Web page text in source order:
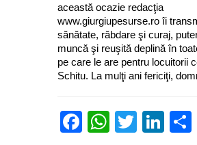
această ocazie redacţia
www.giurgiupesurse.ro îi
sănătate, răbdare şi curaj,
muncă şi reuşită deplină în
pe care le are pentru locuitorii
Schitu. La mulţi ani fericiţi,
Facebook
Twitter